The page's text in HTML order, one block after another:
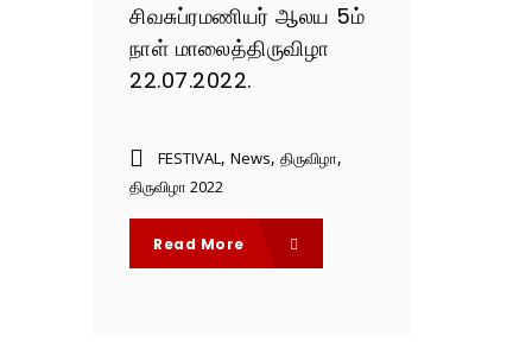
சிவசுப்ரமணியர் ஆலய 5ம்
நாள் மாலைத்திருவிழா
22.07.2022.
FESTIVAL, News, திருவிழா,
திருவிழா 2022
Read More